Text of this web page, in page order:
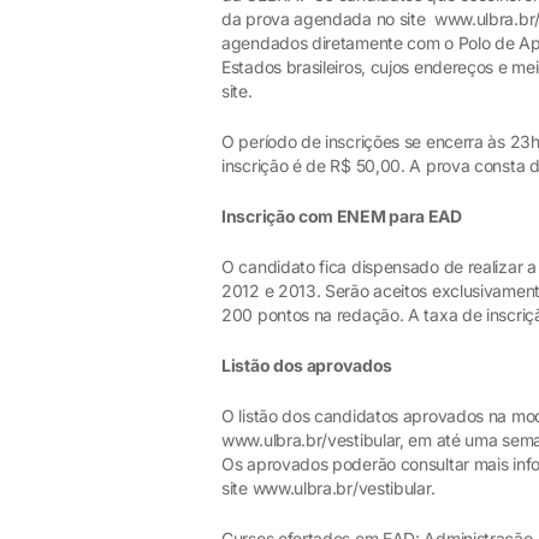
da prova agendada no site
agendados diretamente com o Polo de
Estados brasileiros, cujos endereços e
site.
O período de inscrições se encerra às
inscrição é de R$ 50,00. A prova consta
Inscrição com ENEM para EAD
O candidato fica dispensado de realizar
2012 e 2013. Serão aceitos
200 pontos na redação. A taxa de
Listão dos aprovados
O listão dos candidatos aprovados na
www.ulbra.br/vestibular, em até uma
Os aprovados poderão consultar mais
site www.ulbra.br/vestibular.